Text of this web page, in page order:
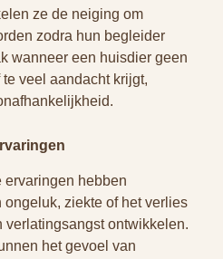
ze de neiging om
zodra hun begleider
wanneer een huisdier geen
veel aandacht krijgt,
ervaringen hebben
ongeluk, ziekte of het verlies
verlatingsangst ontwikkelen.
het gevoel van